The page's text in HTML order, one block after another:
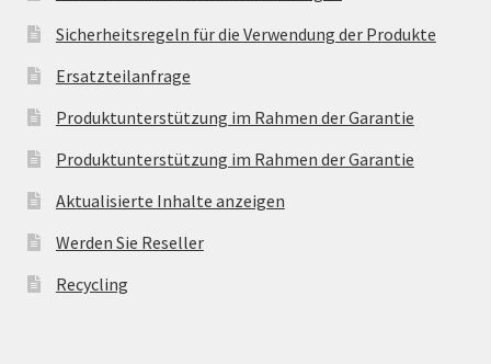
Sicherheitsregeln für die Verwendung der Produkte
Ersatzteilanfrage
Produktunterstützung im Rahmen der Garantie
Produktunterstützung im Rahmen der Garantie
Aktualisierte Inhalte anzeigen
Werden Sie Reseller
Recycling